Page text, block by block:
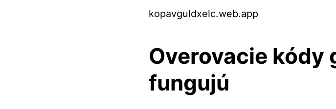
kopavguldxelc.web.app
Overovacie kódy
fungujú